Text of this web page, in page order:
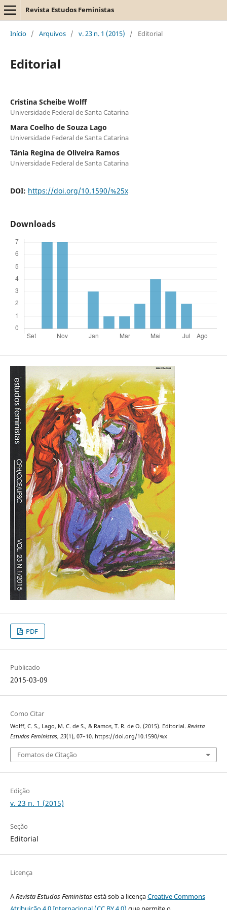
Revista Estudos Feministas
Início / Arquivos / v. 23 n. 1 (2015) / Editorial
Editorial
Cristina Scheibe Wolff
Universidade Federal de Santa Catarina
Mara Coelho de Souza Lago
Universidade Federal de Santa Catarina
Tânia Regina de Oliveira Ramos
Universidade Federal de Santa Catarina
DOI: https://doi.org/10.1590/%25x
Downloads
PDF
Publicado
2015-03-09
Como Citar
Wolff, C. S., Lago, M. C. de S., & Ramos, T. R. de O. (2015). Editorial. Revista
Estudos Feministas, 23(1), 07–10. https://doi.org/10.1590/%x
Fomatos de Citação
Edição
v. 23 n. 1 (2015)
Seção
Editorial
Licença
ARevista Estudos Feministasestá sob a licençaCreative Commons